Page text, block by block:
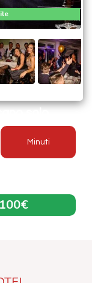
Minuti